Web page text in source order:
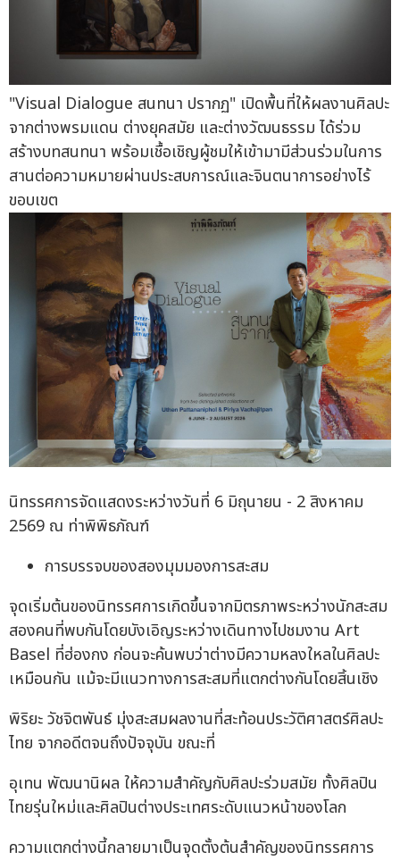
"Visual Dialogue สนทนา ปรากฏ" เปิดพื้นที่ให้ผลงานศิลปะ
จากต่างพรมแดน ต่างยุคสมัย และต่างวัฒนธรรม ได้ร่วม
สร้างบทสนทนา พร้อมเชื้อเชิญผู้ชมให้เข้ามามีส่วนร่วมในการ
สานต่อความหมายผ่านประสบการณ์และจินตนาการอย่างไร้
ขอบเขต
นิทรรศการจัดแสดงระหว่างวันที่ 6 มิถุนายน - 2 สิงหาคม
2569 ณ ท่าพิพิธภัณฑ์
การบรรจบของสองมุมมองการสะสม
จุดเริ่มต้นของนิทรรศการเกิดขึ้นจากมิตรภาพระหว่างนักสะสม
สองคนที่พบกันโดยบังเอิญระหว่างเดินทางไปชมงาน Art
Basel ที่ฮ่องกง ก่อนจะค้นพบว่าต่างมีความหลงใหลในศิลปะ
เหมือนกัน แม้จะมีแนวทางการสะสมที่แตกต่างกันโดยสิ้นเชิง
พิริยะ วัชจิตพันธ์ มุ่งสะสมผลงานที่สะท้อนประวัติศาสตร์ศิลปะ
ไทย จากอดีตจนถึงปัจจุบัน ขณะที่
อุเทน พัฒนานิผล ให้ความสำคัญกับศิลปะร่วมสมัย ทั้งศิลปิน
ไทยรุ่นใหม่และศิลปินต่างประเทศระดับแนวหน้าของโลก
ความแตกต่างนี้กลายมาเป็นจุดตั้งต้นสำคัญของนิทรรศการ